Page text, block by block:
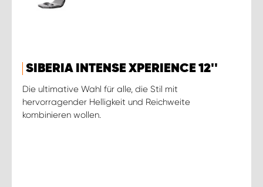
SIBERIA INTENSE XPERIENCE 12''
Die ultimative Wahl für alle, die Stil mit
hervorragender Helligkeit und Reichweite
kombinieren wollen.